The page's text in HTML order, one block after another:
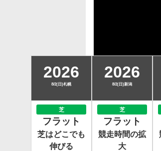
2026
8/2(日)札幌
芝
フラット
芝はどこでも
伸びる
2026
8/2(日)新潟
芝
フラット
競走時間の拡
大